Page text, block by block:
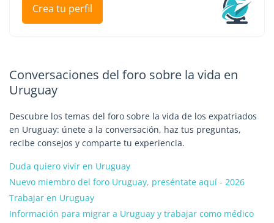
Crea tu perfil
Conversaciones del foro sobre la vida en
Uruguay
Descubre los temas del foro sobre la vida de los expatriados
en Uruguay: únete a la conversación, haz tus preguntas,
recibe consejos y comparte tu experiencia.
Duda quiero vivir en Uruguay
Nuevo miembro del foro Uruguay, preséntate aquí - 2026
Trabajar en Uruguay
Información para migrar a Uruguay y trabajar como médico